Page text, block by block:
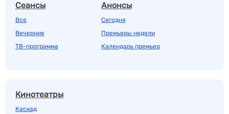
Сеансы
Все
Вечерние
ТВ-программа
Анонсы
Сегодня
Премьеры недели
Календарь премьер
Кинотеатры
Каскад